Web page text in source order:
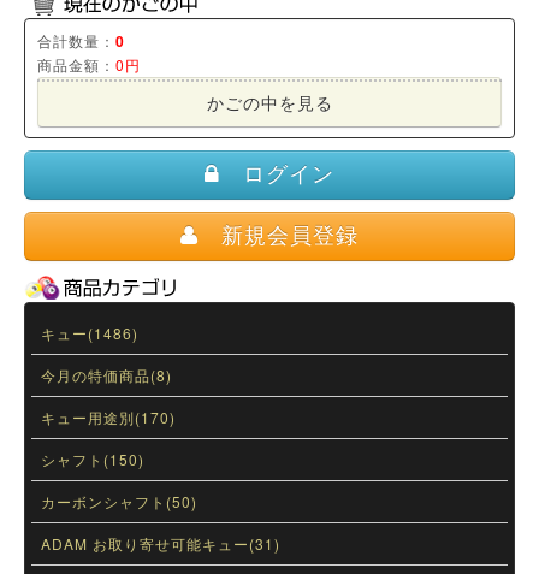
合計数量： 0
商品金額： 0円
かごの中を見る
ログイン
新規会員登録
キュー(1486)
今月の特価商品(8)
キュー用途別(170)
シャフト(150)
カーボンシャフト(50)
ADAM お取り寄せ可能キュー(31)